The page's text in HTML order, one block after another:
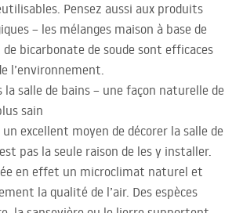
Pensez aussi aux produits
– les mélanges maison à base de
bicarbonate de soude sont efficaces
l’environnement.
la salle de bains – une façon naturelle de
sain
excellent moyen de décorer la salle de
pas la seule raison de les y installer.
en effet un microclimat naturel et
la qualité de l’air. Des espèces